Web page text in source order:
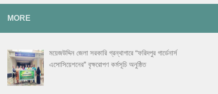
MORE
ময়েজউদ্দিন জেলা সরকারি গ্রন্থাগারে “ফরিদপুর গার্ডেনার্স
এসোসিয়েশনের” বৃক্ষরোপণ কর্মসূচি অনুষ্ঠিত